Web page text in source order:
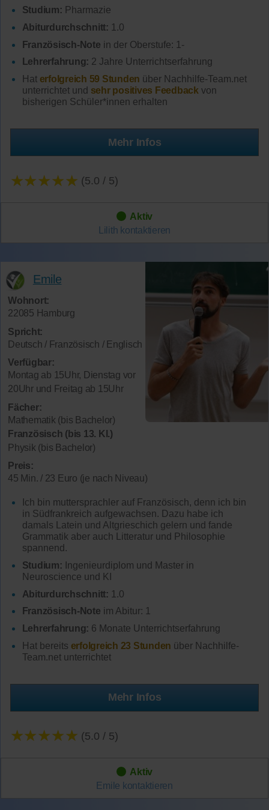
Studium: Pharmazie
Abiturdurchschnitt: 1.0
Französisch-Note in der Oberstufe: 1-
Lehrerfahrung: 2 Jahre Unterrichtserfahrung
Hat erfolgreich 59 Stunden über Nachhilfe-Team.net
unterrichtet und sehr positives Feedback von
bisherigen Schüler*innen erhalten
Mehr Infos
★★★★★ (5.0 / 5)
Aktiv
Lilith kontaktieren
Emile
Wohnort:
22085 Hamburg
Spricht:
Deutsch / Französisch / Englisch
Verfügbar:
Montag ab 15Uhr, Dienstag vor
20Uhr und Freitag ab 15Uhr
Fächer:
Mathematik (bis Bachelor)
Französisch (bis 13. Kl.)
Physik (bis Bachelor)
Preis:
45 Min. / 23 Euro (je nach Niveau)
Ich bin muttersprachler auf Französisch, denn ich bin
in Südfrankreich aufgewachsen. Dazu habe ich
damals Latein und Altgrieschich gelern und fande
Grammatik aber auch Litteratur und Philosophie
spannend.
Studium: Ingenieurdiplom und Master in
Neuroscience und KI
Abiturdurchschnitt: 1.0
Französisch-Note im Abitur: 1
Lehrerfahrung: 6 Monate Unterrichtserfahrung
Hat bereits erfolgreich 23 Stunden über Nachhilfe-
Team.net unterrichtet
Mehr Infos
★★★★★ (5.0 / 5)
Aktiv
Emile kontaktieren